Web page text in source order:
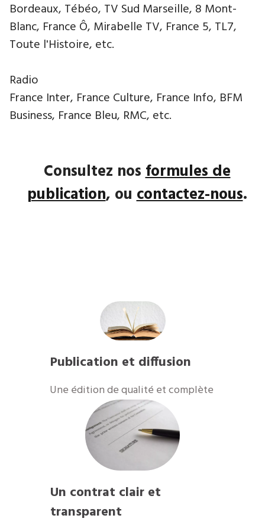
Bordeaux, Tébéo, TV Sud Marseille, 8 Mont-
Blanc, France Ô, Mirabelle TV, France 5, TL7,
Toute l'Histoire, etc.
Radio
France Inter, France Culture, France Info, BFM
Business, France Bleu, RMC, etc.
Consultez nosformules de
publication, oucontactez-nous.
Publication et diffusion
​Une édition de qualité et complète
Un contrat clair et
transparent